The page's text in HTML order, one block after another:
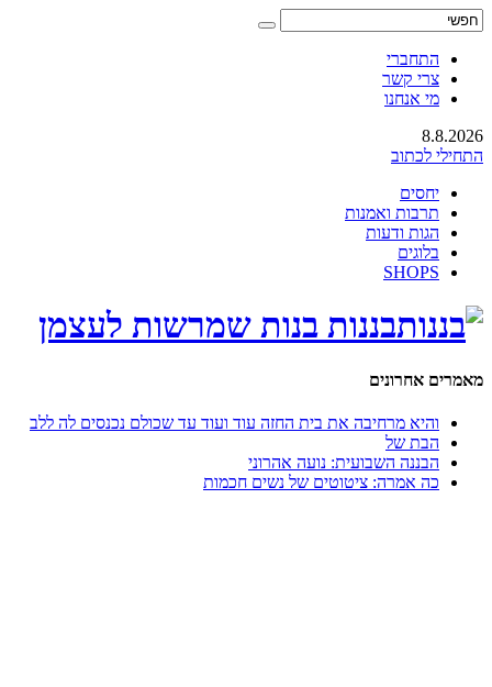
התחברי
צרי קשר
מי אנחנו
8.8.2026
התחילי לכתוב
יחסים
תרבות ואמנות
הגות ודעות
בלוגים
SHOPS
בננות בנות שמרשות לעצמן
מאמרים אחרונים
והיא מרחיבה את בית החזה עוד ועוד עד שכולם נכנסים לה ללב
הבת של
הבננה השבועית: נועה אהרוני
כה אמרה: ציטוטים של נשים חכמות